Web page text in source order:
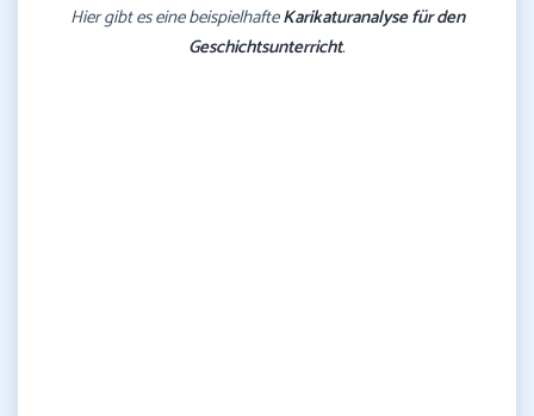
Hier gibt es eine beispielhafteKarikaturanalyse für den
Geschichtsunterricht.